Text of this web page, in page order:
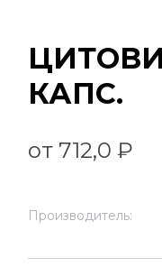
КАПС.
от 712,0 ₽
Производитель: